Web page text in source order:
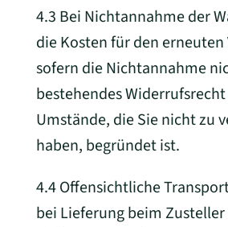
4.3 Bei Nichtannahme der
die Kosten für den erneuten
sofern die Nichtannahme
bestehendes
Umstände, die Sie nicht zu
haben, begründet ist.
4.4 Offensichtliche
bei Lieferung beim Zusteller